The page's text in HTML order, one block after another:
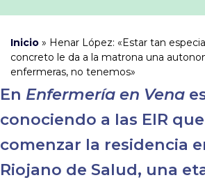
Inicio » Henar López: «Estar tan
concreto le da a la matrona una
enfermeras, no tenemos»
En Enfermería en Vena
conociendo a las EIR
comenzar la residencia
Riojano de Salud, una